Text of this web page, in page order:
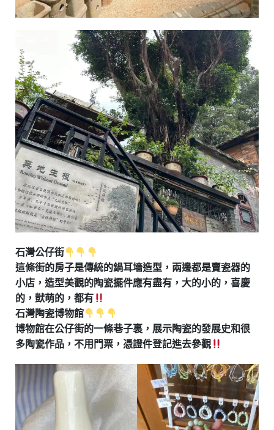
石灣公仔街
這條街的房子是傳統的鍋耳墻造型，兩邊都是賣瓷器的
小店，造型美觀的陶瓷擺件應有盡有，大的小的，喜慶
的，獃萌的，都有
石灣陶瓷博物館
博物館在公仔街的一條巷子裏，展示陶瓷的發展史和很
多陶瓷作品，不用門票，憑證件登記進去參觀